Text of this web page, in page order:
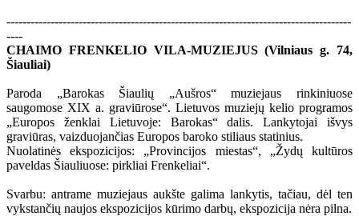
--------------------------------------------------------------------------------------
----
CHAIMO FRENKELIO VILA-MUZIEJUS (Vilniaus g. 74,
Šiauliai)
Paroda „Barokas Šiaulių „Aušros“ muziejaus rinkiniuose
saugomose XIX a. graviūrose“. Lietuvos muziejų kelio programos
„Europos ženklai Lietuvoje: Barokas“ dalis. Lankytojai išvys
graviūras, vaizduojančias Europos baroko stiliaus statinius.
Nuolatinės ekspozicijos: „Provincijos miestas“, „Žydų kultūros
paveldas Šiauliuose: pirkliai Frenkeliai“.
Svarbu: antrame muziejaus aukšte galima lankytis, tačiau, dėl ten
vykstančių naujos ekspozicijos kūrimo darbų, ekspozicija nėra pilna.